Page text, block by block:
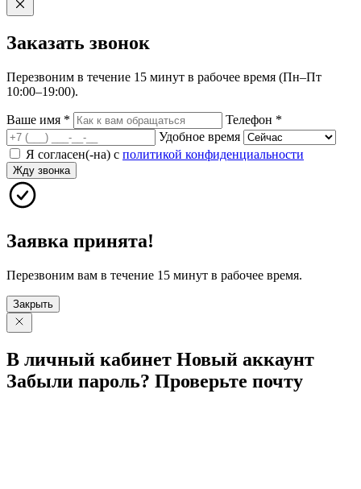
Заказать звонок
Перезвоним в течение 15 минут в рабочее время (Пн–Пт
10:00–19:00).
Ваше имя * Телефон *
Удобное время
Я согласен(-на) с политикой конфиденциальности
Жду звонка
Заявка принята!
Перезвоним вам в течение 15 минут в рабочее время.
Закрыть
В личный кабинет Новый аккаунт
Забыли пароль? Проверьте почту